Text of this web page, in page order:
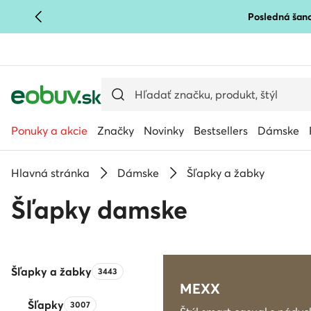
PREJSŤ NA HLAVNÝ OBSAH Posledná
Ponuky a akcie Značky Novinky Bestsellers Dámske
Hlavná stránka Dámske Šľapky a žabky
Šľapky damske
Šľapky a žabkyPočet produktov:
3443
ŠľapkyPočet produktov:
3007
MEXX